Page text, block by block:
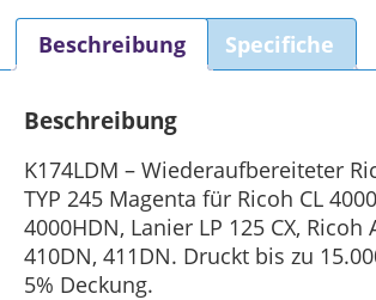
Magenta
Menge
Beschreibung Specifiche
Beschreibung
K174LDM – Wiederaufbereiteter
TYP 245 Magenta für Ricoh CL
4000HDN, Lanier LP 125 CX, Ricoh
410DN, 411DN. Druckt bis zu
5% Deckung.